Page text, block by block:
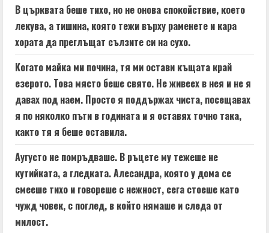
В църквата беше тихо, но не онова спокойствие, което
лекува, а тишина, която тежи върху раменете и кара
хората да преглъщат сълзите си на сухо.
Когато майка ми почина, тя ми остави къщата край
езерото. Това място беше свято. Не живеех в нея и не я
давах под наем. Просто я поддържах чиста, посещавах
я по няколко пъти в годината и я оставях точно така,
както тя я беше оставила.
Аугусто не помръдваше. В ръцете му тежеше не
кутийката, а гледката. Алесандра, която у дома се
смееше тихо и говореше с нежност, сега стоеше като
чужд човек, с поглед, в който нямаше и следа от
милост.